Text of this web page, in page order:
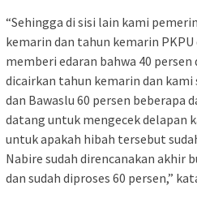
“Sehingga di sisi lain kami
kemarin dan tahun kemarin
memberi edaran bahwa 40
dicairkan tahun kemarin dan kami
dan Bawaslu 60 persen beberapa
datang untuk mengecek delapan
untuk apakah hibah tersebut
Nabire sudah direncanakan akhir
dan sudah diproses 60 persen,”